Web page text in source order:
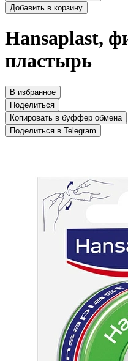
Добавить в корзину
Hansaplast,
пластырь
В избранное
Поделиться
Копировать в буффер обмена
Поделиться в Telegram